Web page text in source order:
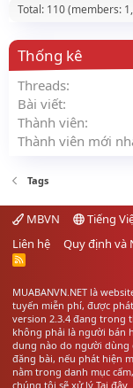
Total: 110 (members:
Thống kê
Threads
Bài viết
Thành viên
Thành viên mới
Tags
MBVN
Tiếng
Liên hệ
Quy định và
R
MUABANVN.NET là
tuyến miễn phí, được
version 2.3.4 đang trong
không phải là người bán
dung nào do người dùng
đăng bài, nếu phát hiện
nằm trong danh mục
chúng tôi sẽ xử lý Tại đây